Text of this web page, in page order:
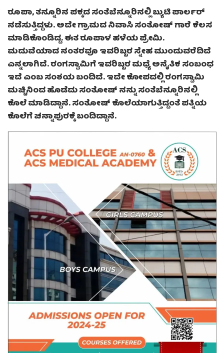
ರೂಪಾ, ತನ್ನೂರಿನ ಪಕ್ಕದ ಸಂತೆಬೆನ್ನೂರಿನಲ್ಲಿ ಬ್ಯುಟಿ ಪಾರ್ಲರ್
ನಡೆಸುತ್ತಿದ್ದಳು. ಅದೇ ಗ್ರಾಮದ ನಿವಾಸಿ ಸಂತೋಷ್ ಗಾರೆ ಕೆಲಸ
ಮಾಡಿಕೊಂಡಿದ್ದ. ಈತ ರೂಪಾಳ ಹಳೆಯ ಪ್ರೇಮಿ.
ಮದುವೆಯಾದ ನಂತರವೂ ಇವರಿಬ್ಬರ ಸ್ನೇಹ ಮುಂದುವರೆದಿದೆ
ಎನ್ನಲಾಗಿದೆ. ರಂಗಸ್ವಾಮಿಗೆ ಇವರಿಬ್ಬರ ಮಧ್ಯೆ ಅನೈತಿಕ ಸಂಬಂಧ
ಇದೆ ಎಂಬ ಸಂಶಯ ಬಂದಿದೆ. ಇದೇ ಕೋಪದಲ್ಲಿ ರಂಗಸ್ವಾಮಿ
ಮಚ್ಚಿನಿಂದ ಹೊಡೆದು ಸಂತೋಷ್ ನನ್ನು ಸಂತೆಬೆನ್ನೂರಿನಲ್ಲಿ
ಕೊಲೆ ಮಾಡಿದ್ದಾನೆ. ಸಂತೋಷ್ ಕೊಲೆಯಾಗುತ್ತಿದ್ದಂತೆ ಪತ್ನಿಯ
ಕೊಲೆಗೆ ಚನ್ನಾಪುರಕ್ಕೆ ಬಂದಿದ್ದಾನೆ.